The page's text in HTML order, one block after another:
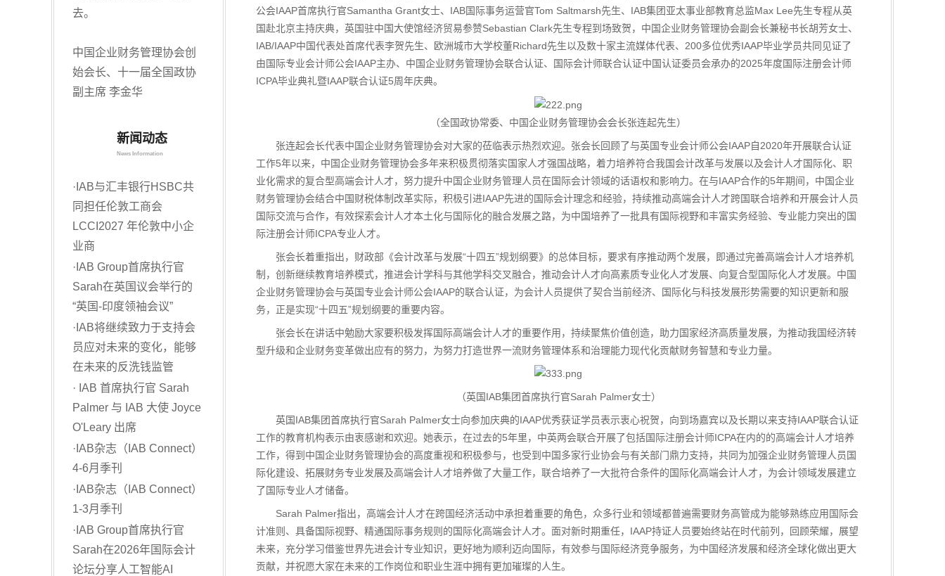
1
去。
中国企业财务管理协会创
始会长、十一届全国政协
副主席 李金华
新闻动态
News Information
· IAB与汇丰银行HSBC共
同担任伦敦工商会
LCCI2027 年伦敦中小企
业商
· IAB Group首席执行官
Sarah在英国议会举行的
“英国-印度领袖会议”
· IAB将继续致力于支持会
员应对未来的变化，能够
在未来的反洗钱监管
· IAB 首席执行官 Sarah
Palmer 与 IAB 大使 Joyce
O'Leary 出席
· IAB杂志（IAB Connect）
4-6月季刊
· IAB杂志（IAB Connect）
1-3月季刊
· IAB Group首席执行官
Sarah在2026年国际会计
论坛分享人工智能AI
公会IAAP首席执行官Samantha Grant女士、IAB国际事务运营官Tom Saltmarsh先生、IAB集团亚太事业部教育总监Max Lee先生专程从英
国赴北京主持庆典，英国驻中国大使馆经济贸易参赞Sebastian Clark先生专程到场致贺，中国企业财务管理协会副会长兼秘书长胡芳女士、
IAB/IAAP中国代表处首席代表李贺先生、欧洲城市大学校董Richard先生以及数十家主流媒体代表、200多位优秀IAAP毕业学员共同见证了
由国际专业会计师公会IAAP主办、中国企业财务管理协会联合认证、国际会计师联合认证中国认证委员会承办的2025年度国际注册会计师
ICPA毕业典礼暨IAAP联合认证5周年庆典。
（全国政协常委、中国企业财务管理协会会长张连起先生）
张连起会长代表中国企业财务管理协会对大家的莅临表示热烈欢迎。张会长回顾了与英国专业会计师公会IAAP自2020年开展联合认证
工作5年以来，中国企业财务管理协会多年来积极贯彻落实国家人才强国战略，着力培养符合我国会计改革与发展以及会计人才国际化、职
业化需求的复合型高端会计人才，努力提升中国企业财务管理人员在国际会计领域的话语权和影响力。在与IAAP合作的5年期间，中国企业
财务管理协会结合中国财税体制改革实际，积极引进IAAP先进的国际会计理念和经验，持续推动高端会计人才跨国联合培养和开展会计人员
国际交流与合作，有效探索会计人才本土化与国际化的融合发展之路，为中国培养了一批具有国际视野和丰富实务经验、专业能力突出的国
际注册会计师ICPA专业人才。
张会长着重指出，财政部《会计改革与发展“十四五”规划纲要》的总体目标，要求有序推动两个发展，即通过完善高端会计人才培养机
制，创新继续教育培养模式，推进会计学科与其他学科交叉融合，推动会计人才向高素质专业化人才发展、向复合型国际化人才发展。中国
企业财务管理协会与英国专业会计师公会IAAP的联合认证，为会计人员提供了契合当前经济、国际化与科技发展形势需要的知识更新和服
务，正是实现“十四五”规划纲要的重要内容。
张会长在讲话中勉励大家要积极发挥国际高端会计人才的重要作用，持续聚焦价值创造，助力国家经济高质量发展，为推动我国经济转
型升级和企业财务变革做出应有的努力，为努力打造世界一流财务管理体系和治理能力现代化贡献财务智慧和专业力量。
（英国IAB集团首席执行官Sarah Palmer女士）
英国IAB集团首席执行官Sarah Palmer女士向参加庆典的IAAP优秀获证学员表示衷心祝贺，向到场嘉宾以及长期以来支持IAAP联合认证
工作的教育机构表示由衷感谢和欢迎。她表示，在过去的5年里，中英两会联合开展了包括国际注册会计师ICPA在内的的高端会计人才培养
工作，得到中国企业财务管理协会的高度重视和积极参与，也受到中国多家行业协会与有关部门鼎力支持，共同为加强企业财务管理人员国
际化建设、拓展财务专业发展及高端会计人才培养做了大量工作，联合培养了一大批符合条件的国际化高端会计人才，为会计领域发展建立
了国际专业人才储备。
Sarah Palmer指出，高端会计人才在跨国经济活动中承担着重要的角色，众多行业和领域都普遍需要财务高管成为能够熟练应用国际会
计准则、具备国际视野、精通国际事务规则的国际化高端会计人才。面对新时期重任，IAAP持证人员要始终站在时代前列，回顾荣耀，展望
未来，充分学习借鉴世界先进会计专业知识，更好地为顺利迈向国际，有效参与国际经济竞争服务，为中国经济发展和经济全球化做出更大
贡献，并祝愿大家在未来的工作岗位和职业生涯中拥有更加璀璨的人生。